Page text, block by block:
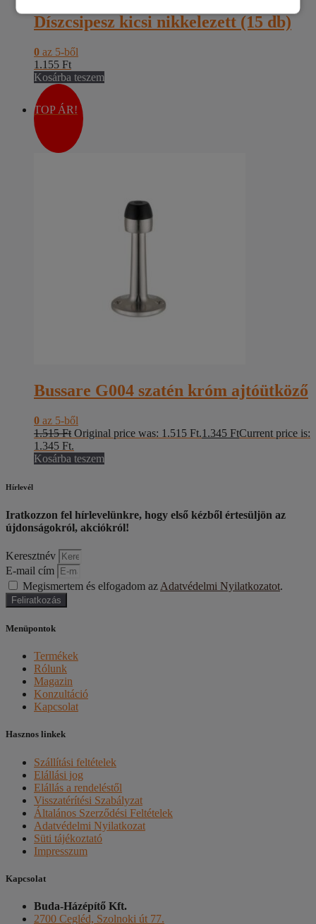
Díszcsipesz kicsi nikkelezett (15 db)
0 az 5-ből
1.155 Ft
Kosárba teszem
TOP ÁR!
Bussare G004 szatén króm ajtóütköző
0 az 5-ből
1.515Ft Original price was: 1.515 Ft.1.345 FtCurrent price is:
1.345 Ft.
Kosárba teszem
Hírlevél
Iratkozzon fel hírlevelünkre, hogy első kézből értesüljön az
újdonságokról, akciókról!
Keresztnév
E-mail cím
Megismertem és elfogadom az Adatvédelmi Nyilatkozatot.
Feliratkozás
Menüpontok
Termékek
Rólunk
Magazin
Konzultáció
Kapcsolat
Hasznos linkek
Szállítási feltételek
Elállási jog
Elállás a rendeléstől
Visszatérítési Szabályzat
Általános Szerződési Feltételek
Adatvédelmi Nyilatkozat
Süti tájékoztató
Impresszum
Kapcsolat
Buda-Házépítő Kft.
2700 Cegléd, Szolnoki út 77.